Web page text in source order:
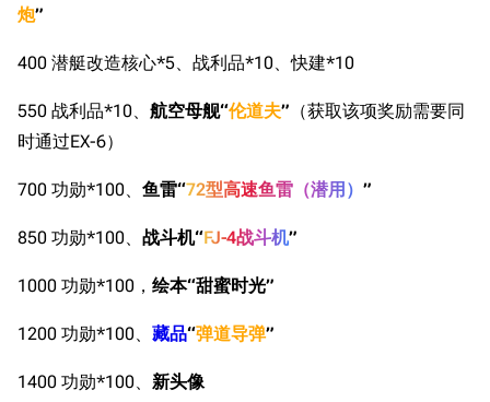
炮”
400 潜艇改造核心*5、战利品*10、快建*10
550 战利品*10、 航空母舰“伦道夫” （获取该项奖励需要同
时通过EX-6）
700 功勋*100、 鱼雷“72型高速鱼雷（潜用） ”
850 功勋*100、 战斗机“FJ-4战斗机”
1000 功勋*100， 绘本“甜蜜时光”
1200 功勋*100、 藏品“弹道导弹”
1400 功勋*100、 新头像